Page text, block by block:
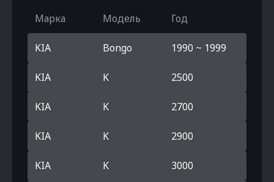
Марка Модель Год
KIA Bongo 1990 ~ 1999
KIA K 2500
KIA K 2700
KIA K 2900
KIA K 3000